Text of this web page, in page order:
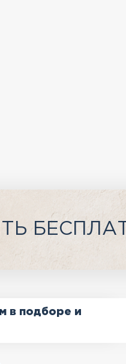
в подборе и